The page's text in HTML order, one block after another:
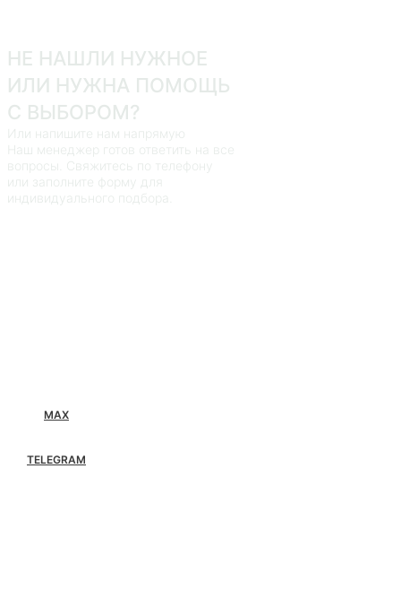
НЕ НАШЛИ НУЖНОЕ
ИЛИ НУЖНА ПОМОЩЬ
С ВЫБОРОМ?
Или напишите нам напрямую
Наш менеджер готов ответить на все
вопросы. Свяжитесь по телефону
или заполните форму для
индивидуального подбора.
MAX
TELEGRAM